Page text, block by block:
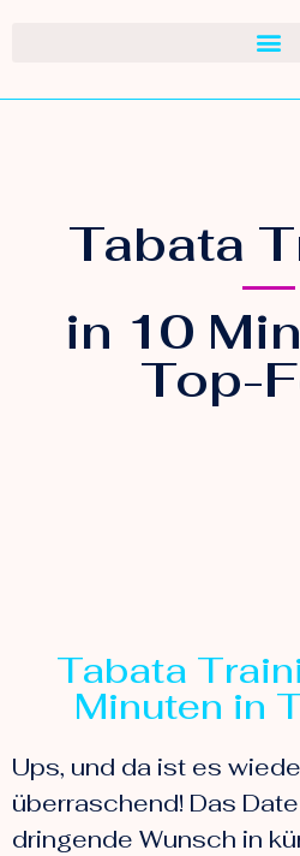
Tabata
in 10
Top-
Tabata
Minuten in
Ups, und da ist es
überraschend! Das
dringende Wunsch in